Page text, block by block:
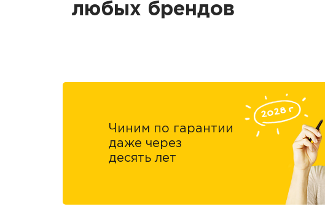
любых брендов
Чиним по гарантии
даже через
десять лет